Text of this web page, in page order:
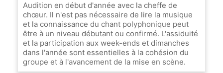
Audition en début d'année avec la cheffe de
chœur. Il n'est pas nécessaire de lire la musique
et la connaissance du chant polyphonique peut
être à un niveau débutant ou confirmé. L'assiduité
et la participation aux week-ends et dimanches
dans l'année sont essentielles à la cohésion du
groupe et à l'avancement de la mise en scène.